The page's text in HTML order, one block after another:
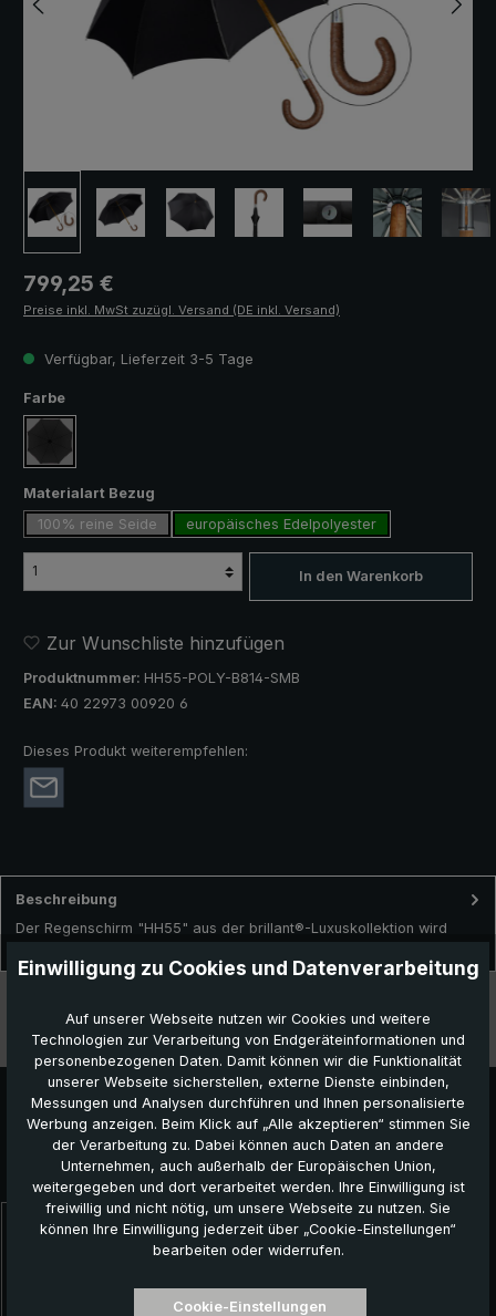
Regulärer Preis:
799,25 €
Preise inkl. MwSt zuzügl. Versand (DE inkl. Versand)
Verfügbar, Lieferzeit 3-5 Tage
Farbeauswählen
schwarz
Materialart Bezug
100% reine Seide
europäisches Edelpolyester
In den Warenkorb
Zur Wunschliste hinzufügen
Produktnummer: HH55-POLY-B814-SMB
EAN: 40 22973 00920 6
Dieses Produkt weiterempfehlen:
Beschreibung
Der Regenschirm "HH55" aus der brillant®-Luxuskollektion wird
Besonderheiten
Produktgalerie überspringen
Das könnte Ihnen auch gefallen:
Einwilligung zu Cookies und Datenverarbeitung
Auf unserer Webseite nutzen wir Cookies und weitere
Technologien zur Verarbeitung von Endgeräteinformationen und
personenbezogenen Daten. Damit können wir die Funktionalität
unserer Webseite sicherstellen, externe Dienste einbinden,
Messungen und Analysen durchführen und Ihnen personalisierte
Werbung anzeigen. Beim Klick auf „Alle akzeptieren“ stimmen Sie
der Verarbeitung zu. Dabei können auch Daten an andere
Unternehmen, auch außerhalb der Europäischen Union,
weitergegeben und dort verarbeitet werden. Ihre Einwilligung ist
freiwillig und nicht nötig, um unsere Webseite zu nutzen. Sie
können Ihre Einwilligung jederzeit über „Cookie-Einstellungen“
bearbeiten oder widerrufen.
Cookie-Einstellungen